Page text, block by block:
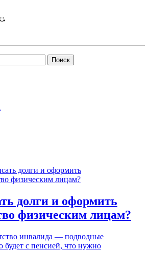
долги и оформить
физическим лицам?